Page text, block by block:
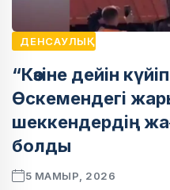
ДЕНСАУЛЫҚ
“Көзіне дейін
Өскемендегі
шеккендердің
болды
5 МАМЫР, 2026